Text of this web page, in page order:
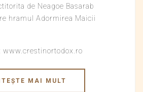
de Neagoe Basarab
hramul Adormirea Maicii
www.crestinortodox.ro
MAI MULT